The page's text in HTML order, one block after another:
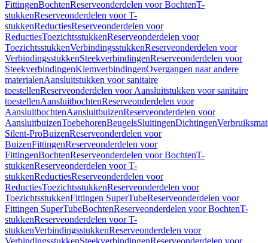
FittingenBochtenReserveonderdelen voor BochtenT-
stukkenReserveonderdelen voor T-
stukkenReductiesReserveonderdelen voor
ReductiesToezichtsstukkenReserveonderdelen voor
ToezichtsstukkenVerbindingsstukkenReserveonderdelen voor
VerbindingsstukkenSteekverbindingenReserveonderdelen voor
SteekverbindingenKlemverbindingenOvergangen naar andere
materialenAansluitstukken voor sanitaire
toestellenReserveonderdelen voor Aansluitstukken voor sanitaire
toestellenAansluitbochtenReserveonderdelen voor
AansluitbochtenAansluitbuizenReserveonderdelen voor
AansluitbuizenToebehorenBeugelsSluitingenDichtingen
Silent-ProBuizenReserveonderdelen voor
BuizenFittingenReserveonderdelen voor
FittingenBochtenReserveonderdelen voor BochtenT-
stukkenReserveonderdelen voor T-
stukkenReductiesReserveonderdelen voor
ReductiesToezichtsstukkenReserveonderdelen voor
ToezichtsstukkenFittingen SuperTubeReserveonderdelen voor
Fittingen SuperTubeBochtenReserveonderdelen voor BochtenT-
stukkenReserveonderdelen voor T-
stukkenVerbindingsstukkenReserveonderdelen voor
VerbindingsstukkenSteekverbindingenReserveonderdelen voor